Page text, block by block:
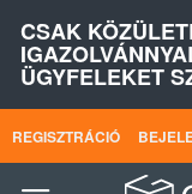
CSAK
ÜGYFELEKET
REGISZTRÁCIÓ